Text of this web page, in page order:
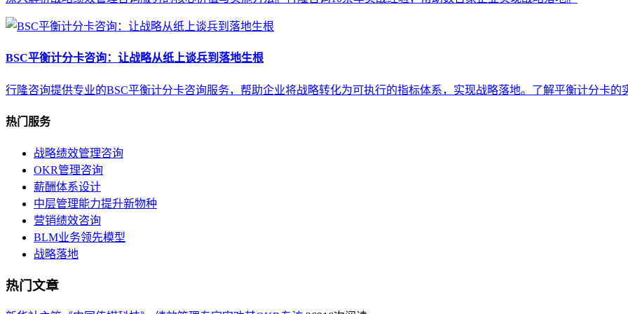
BSC平衡计分卡咨询：让战略从纸上谈兵到落地生根
行隆咨询提供专业的BSC平衡计分卡咨询服务，帮助企业将战略转化为可执行的指标体系，实现战略落地。了解平衡计分卡的
热门服务
战略绩效管理咨询
OKR管理咨询
薪酬体系设计
中层管理能力提升新物种
营销绩效咨询
BLM业务领先模型
战略落地
热门文章